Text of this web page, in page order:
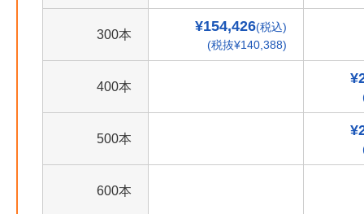
300本
¥154,426(税込)
(税抜¥140,388)
400本
500本
600本